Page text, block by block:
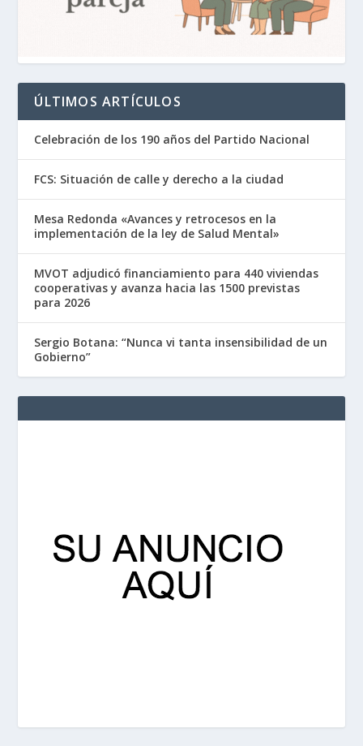
ÚLTIMOS ARTÍCULOS
Celebración de los 190 años del Partido Nacional
FCS: Situación de calle y derecho a la ciudad
Mesa Redonda «Avances y retrocesos en la
implementación de la ley de Salud Mental»
MVOT adjudicó financiamiento para 440 viviendas
cooperativas y avanza hacia las 1500 previstas
para 2026
Sergio Botana: “Nunca vi tanta insensibilidad de un
Gobierno”